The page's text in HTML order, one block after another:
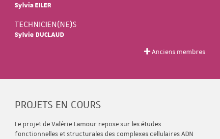
Sylvia EILER
TECHNICIEN(NE)S
Sylvie DUCLAUD
Anciens membres
PROJETS EN COURS
Le projet de Valérie Lamour repose sur les études
fonctionnelles et structurales des complexes cellulaires ADN